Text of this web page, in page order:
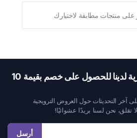
على منتجات مطابقة لاختيارك
انضم إلى النشرة الإخبارية لدينا للحصول على خصم بقيمة 10
آخر التحديثات حول العروض الترويجية
تقلق، نحن لسنا بريدًا عشوائيًا!
أرسل